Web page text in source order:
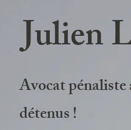
Julien
Avocat pénaliste
détenus !